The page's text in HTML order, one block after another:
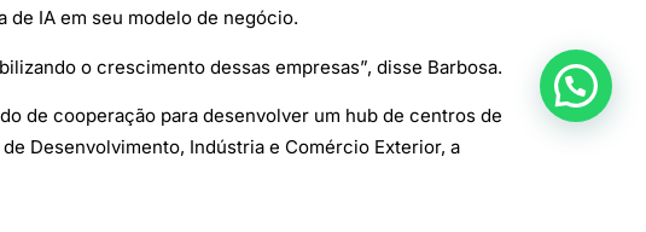
IA em seu modelo de negócio.
o crescimento dessas empresas”, disse Barbosa.
de cooperação para desenvolver um hub de centros de
Desenvolvimento, Indústria e Comércio Exterior, a